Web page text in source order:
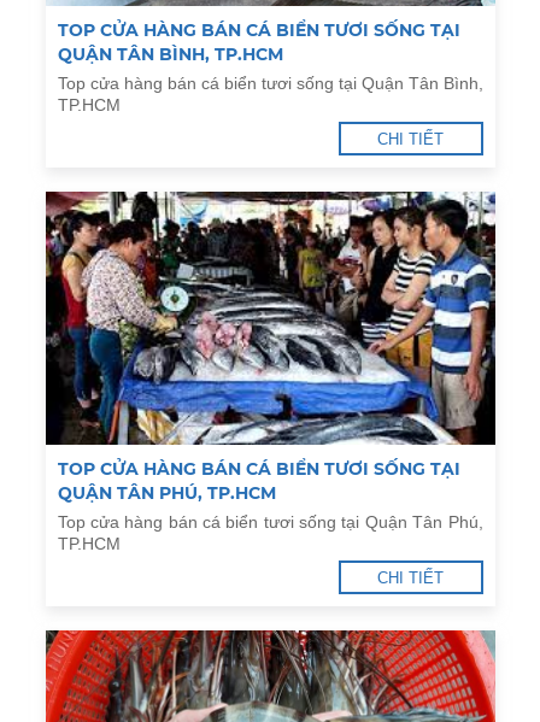
TOP CỬA HÀNG BÁN CÁ BIỂN TƯƠI SỐNG TẠI
QUẬN TÂN BÌNH, TP.HCM
Top cửa hàng bán cá biển tươi sống tại Quận Tân Bình,
TP.HCM
CHI TIẾT
TOP CỬA HÀNG BÁN CÁ BIỂN TƯƠI SỐNG TẠI
QUẬN TÂN PHÚ, TP.HCM
Top cửa hàng bán cá biển tươi sống tại Quận Tân Phú,
TP.HCM
CHI TIẾT